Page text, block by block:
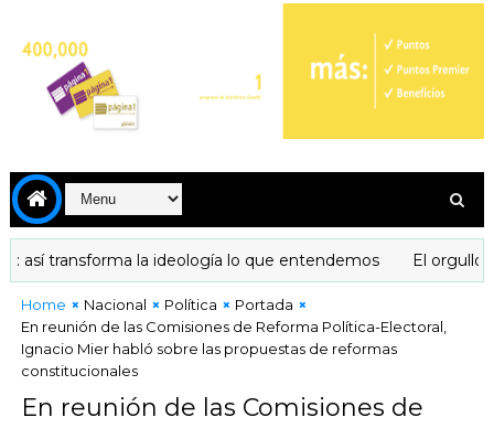
transforma la ideología lo que entendemos El orgullo
Home Nacional Política
Portada
En reunión de las Comisiones de Reforma Política-Electoral,
Ignacio Mier habló sobre las propuestas de reformas
constitucionales
En reunión de las Comisiones de